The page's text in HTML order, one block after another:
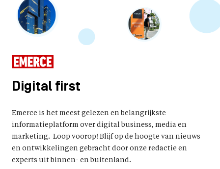
Digital first
Emerce is het meest gelezen en belangrijkste
informatieplatform over digital business, media en
marketing. Loop voorop! Blijf op de hoogte van nieuws
en ontwikkelingen gebracht door onze redactie en
experts uit binnen- en buitenland.